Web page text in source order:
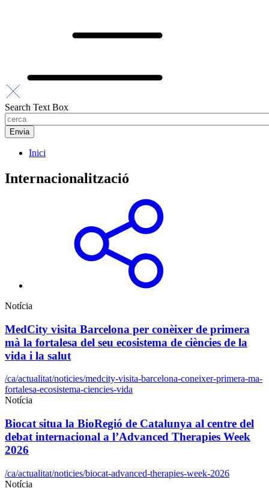
Search Text Box
Inici
Internacionalització
Notícia
MedCity visita Barcelona per conèixer de primera
mà la fortalesa del seu ecosistema de ciències de la
vida i la salut
/ca/actualitat/noticies/medcity-visita-barcelona-coneixer-primera-ma-
fortalesa-ecosistema-ciencies-vida
Notícia
Biocat situa la BioRegió de Catalunya al centre del
debat internacional a l’Advanced Therapies Week
2026
/ca/actualitat/noticies/biocat-advanced-therapies-week-2026
Notícia